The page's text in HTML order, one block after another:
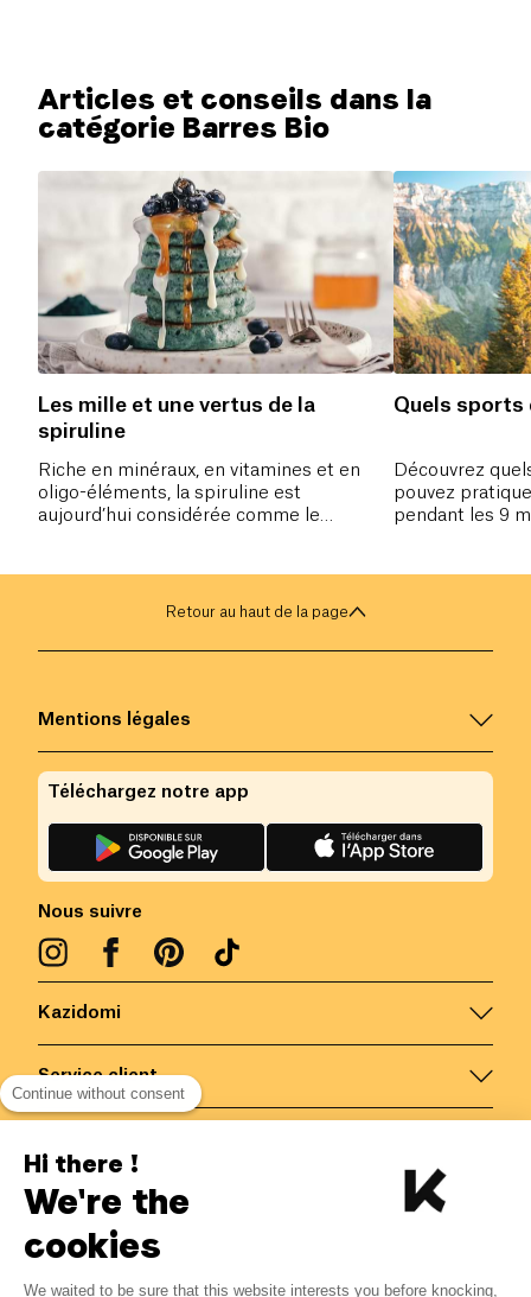
Articles et conseils dans la
catégorie Barres Bio
Les mille et une vertus de la
spiruline
Riche en minéraux, en vitamines et en
oligo-éléments, la spiruline est
aujourd’hui considérée comme le
Quels sports
Découvrez
pouvez
pendant les 9
Retour au haut de la page
Kazidomi
Service client
Mentions légales
Nous suivre
Téléchargez notre app
Belgique/ FR
Paiements sécurisés via
Continue without consent
Hi there !
We're the
cookies
We waited to be sure that this website interests you before knocking,